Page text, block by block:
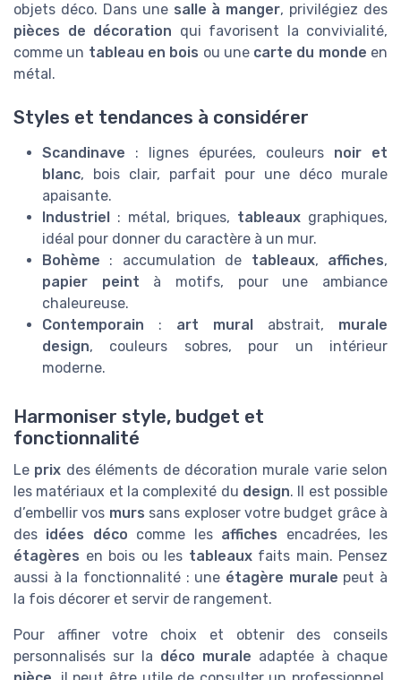
objets déco. Dans une salle à manger, privilégiez des
pièces de décoration qui favorisent la convivialité,
comme un tableau en bois ou une carte du monde en
métal.
Styles et tendances à considérer
Scandinave : lignes épurées, couleurs noir et
blanc, bois clair, parfait pour une déco murale
apaisante.
Industriel
: métal, briques, tableaux graphiques,
idéal pour donner du caractère à un mur.
Bohème : accumulation de tableaux, affiches,
papier peint à motifs, pour une ambiance
chaleureuse.
Contemporain : art mural abstrait, murale
design, couleurs sobres, pour un intérieur
moderne.
Harmoniser style, budget et
fonctionnalité
Le prix des éléments de décoration murale varie selon
les matériaux et la complexité du design. Il est possible
d’embellir vos murs sans exploser votre budget grâce à
des idées déco comme les affiches encadrées, les
étagères en bois ou les tableauxfaits main. Pensez
aussi à la fonctionnalité : une étagère murale peut à
la fois décorer et servir de rangement.
Pour affiner votre choix et obtenir des conseils
personnalisés sur la déco murale adaptée à chaque